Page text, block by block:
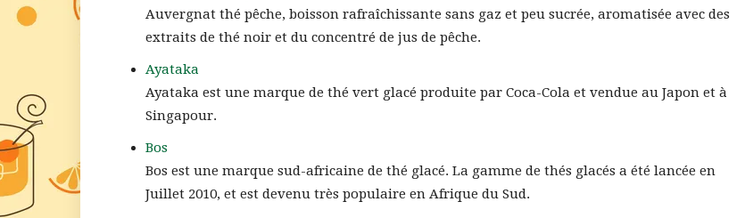
Auvergnat thé pêche, boisson rafraîchissante sans gaz et peu sucrée, aromatisée avec des
extraits de thé noir et du concentré de jus de pêche.
Ayataka
Ayataka est une marque de thé vert glacé produite par Coca-Cola et vendue au Japon et à
Singapour.
Bos
Bos est une marque sud-africaine de thé glacé. La gamme de thés glacés a été lancée en
Juillet 2010, et est devenu très populaire en Afrique du Sud.